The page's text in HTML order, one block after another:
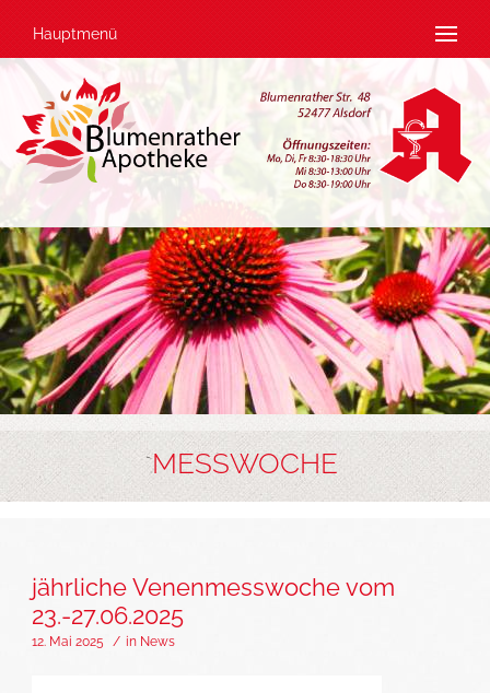
Hauptmenü
MESSWOCHE
jährliche Venenmesswoche vom
23.-27.06.2025
12. Mai 2025 / in News